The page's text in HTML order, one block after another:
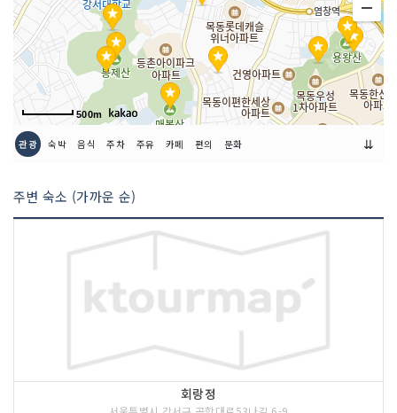
500m
관광 숙박 음식 주차 주유 카페 편의 문화 ⇊
주변 숙소 (가까운 순)
회랑정